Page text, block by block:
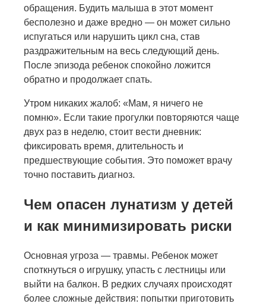
обращения. Будить малыша в этот момент
бесполезно и даже вредно — он может сильно
испугаться или нарушить цикл сна, став
раздражительным на весь следующий день.
После эпизода ребенок спокойно ложится
обратно и продолжает спать.
Утром никаких жалоб: «Мам, я ничего не
помню». Если такие прогулки повторяются чаще
двух раз в неделю, стоит вести дневник:
фиксировать время, длительность и
предшествующие события. Это поможет врачу
точно поставить диагноз.
Чем опасен лунатизм у детей
и как минимизировать риски
Основная угроза — травмы. Ребенок может
споткнуться о игрушку, упасть с лестницы или
выйти на балкон. В редких случаях происходят
более сложные действия: попытки приготовить